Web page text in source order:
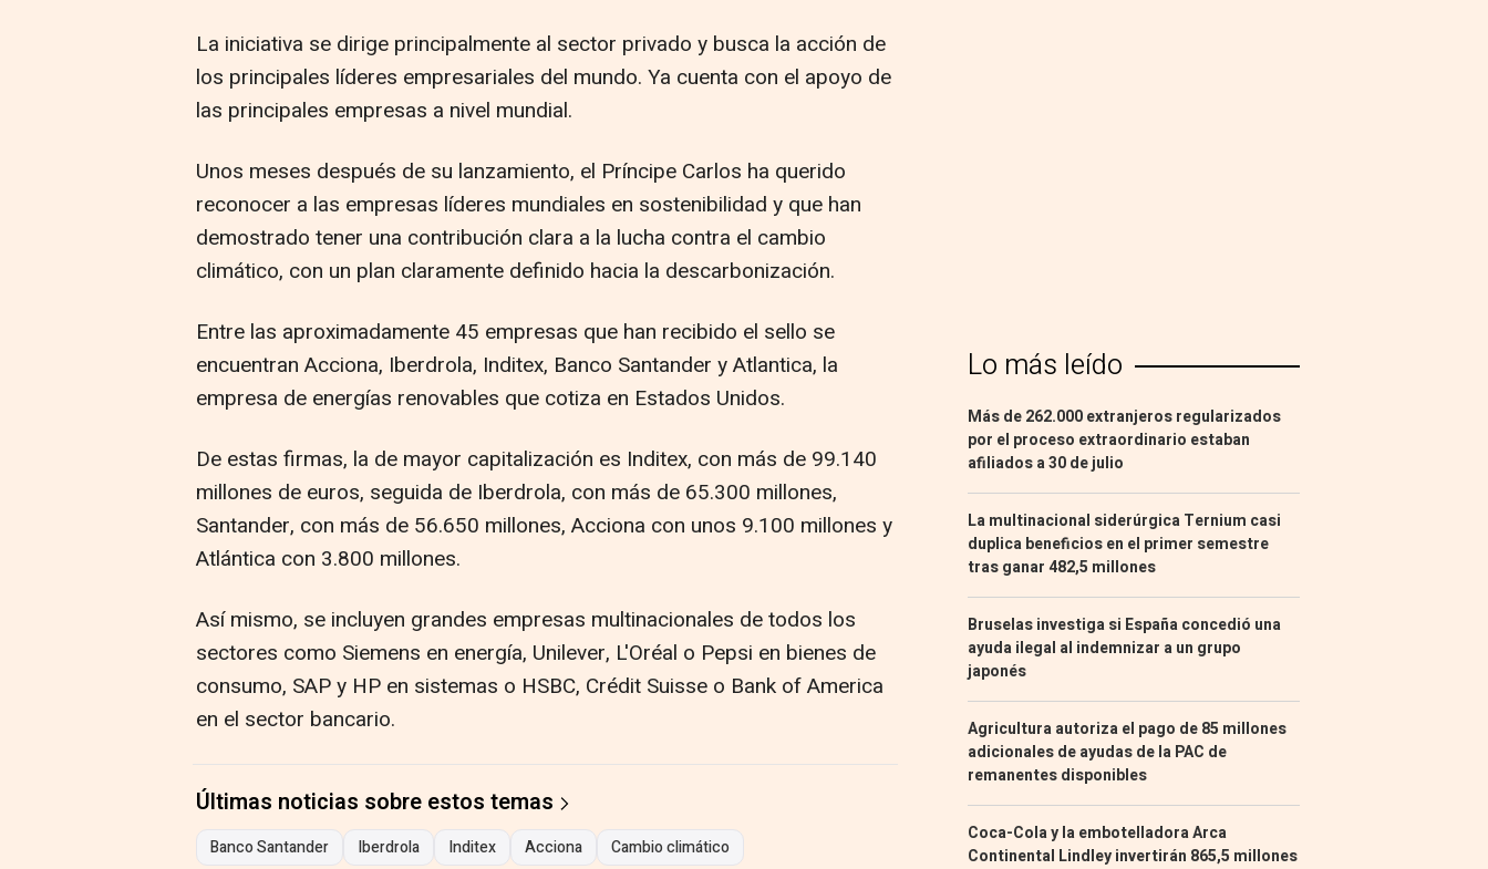
La iniciativa se dirige principalmente al sector privado y busca la acción de
los principales líderes empresariales del mundo. Ya cuenta con el apoyo de
las principales empresas a nivel mundial.
Unos meses después de su lanzamiento, el Príncipe Carlos ha querido
reconocer a las empresas líderes mundiales en sostenibilidad y que han
demostrado tener una contribución clara a la lucha contra el cambio
climático, con un plan claramente definido hacia la descarbonización.
Entre las aproximadamente 45 empresas que han recibido el sello se
encuentran Acciona, Iberdrola, Inditex, Banco Santander y Atlantica, la
empresa de energías renovables que cotiza en Estados Unidos.
De estas firmas, la de mayor capitalización es Inditex, con más de 99.140
millones de euros, seguida de Iberdrola, con más de 65.300 millones,
Santander, con más de 56.650 millones, Acciona con unos 9.100 millones y
Atlántica con 3.800 millones.
Así mismo, se incluyen grandes empresas multinacionales de todos los
sectores como Siemens en energía, Unilever, L'Oréal o Pepsi en bienes de
consumo, SAP y HP en sistemas o HSBC, Crédit Suisse o Bank of America
en el sector bancario.
Últimas noticias sobre estos temas
Banco Santander Iberdrola Inditex Acciona Cambio climático
Lo más leído
Más de 262.000 extranjeros regularizados
por el proceso extraordinario estaban
afiliados a 30 de julio
La multinacional siderúrgica Ternium casi
duplica beneficios en el primer semestre
tras ganar 482,5 millones
Bruselas investiga si España concedió una
ayuda ilegal al indemnizar a un grupo
japonés
Agricultura autoriza el pago de 85 millones
adicionales de ayudas de la PAC de
remanentes disponibles
Coca-Cola y la embotelladora Arca
Continental Lindley invertirán 865,5 millones